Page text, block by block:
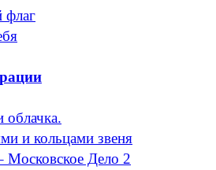
флаг
облачка.
и кольцами звеня
Московское Дело 2